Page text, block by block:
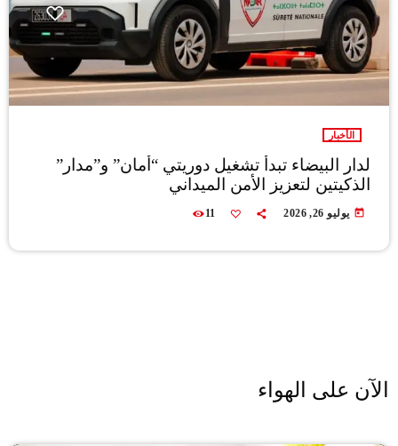
الأخبار
لدار البيضاء تبدأ تشغيل دوريتي “أمان” و”مدار”
الذكيتين لتعزيز الأمن الميداني
today يوليو 26, 2026 11
الآن على الهواء